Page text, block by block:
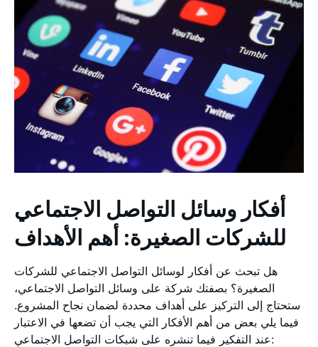
أفكار وسائل التواصل الاجتماعي
هل تبحث عن أفكار لوسائل التواصل الاجتماعي للشركات
الصغيرة؟ بصفتك شركة على وسائل التواصل الاجتماعي،
ستحتاج إلى التركيز على أهداف محددة لضمان نجاح المشروع.
فيما يلي بعض من أهم الأفكار التي يجب أن تضعها في الاعتبار
عند التفكير فيما تنشره على شبكات التواصل الاجتماعي: